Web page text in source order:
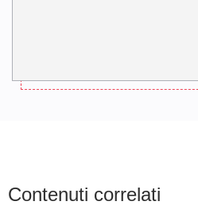
Contenuti correlati